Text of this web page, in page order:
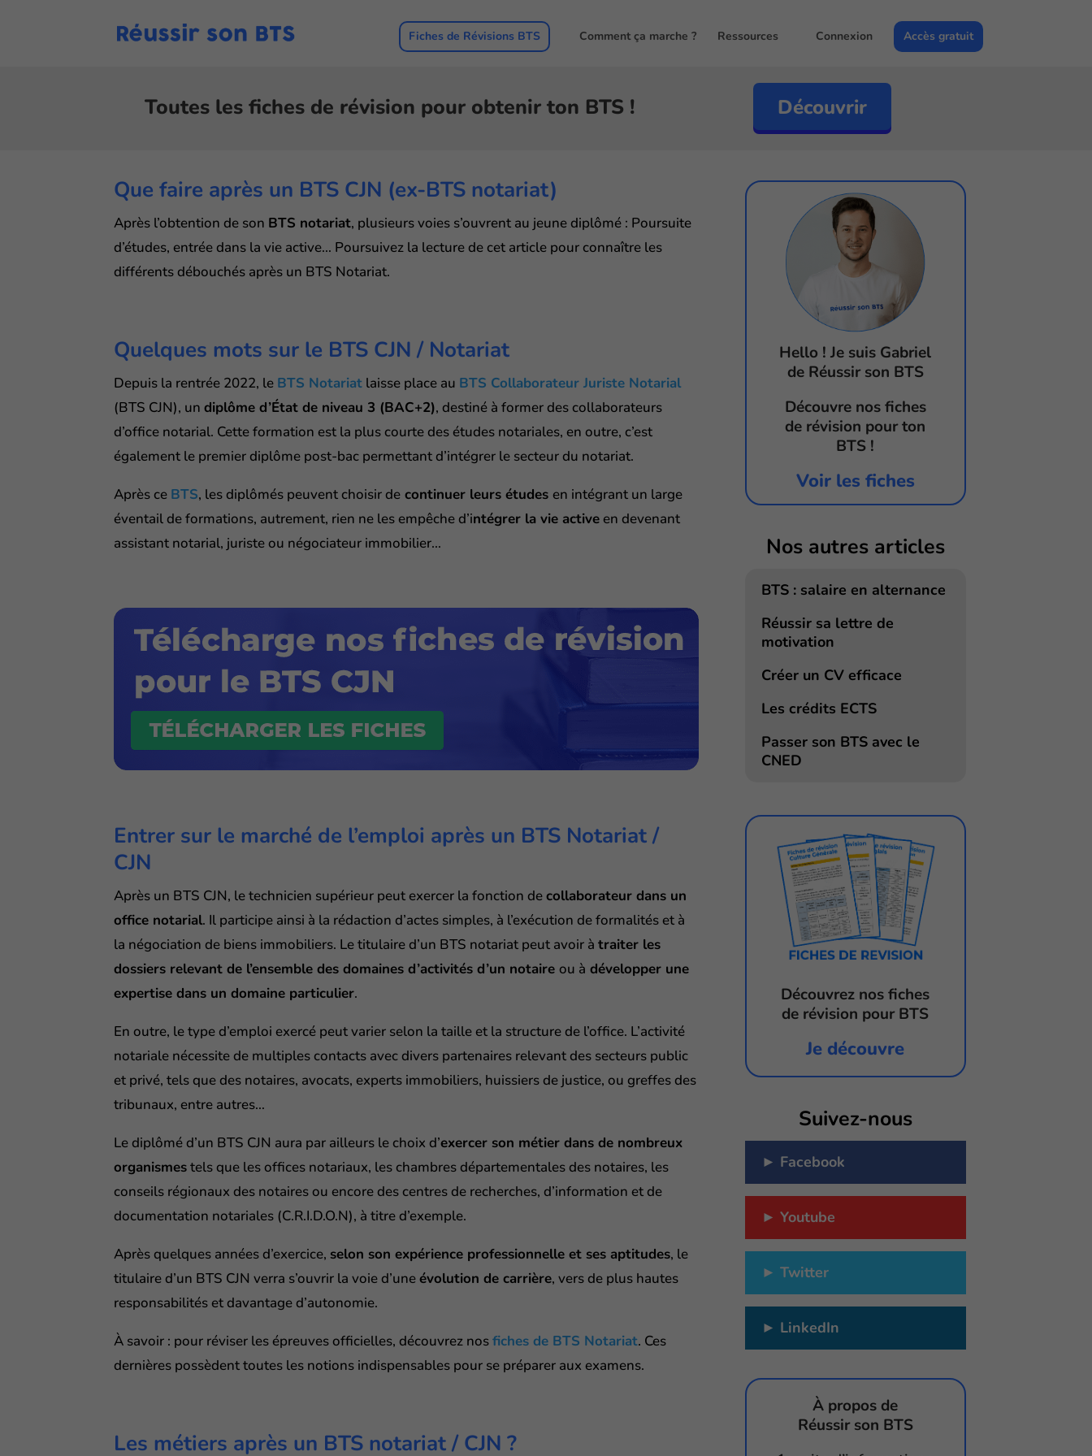
Fiches de Révisions BTS Comment ça marche ? Ressources Connexion Accès gratuit
Toutes les fiches de révision pour obtenir ton BTS ! Découvrir
Que faire après un BTS CJN (ex-BTS notariat)
Après l’obtention de son BTS notariat, plusieurs voies s’ouvrent au jeune diplômé : Poursuite
d’études, entrée dans la vie active… Poursuivez la lecture de cet article pour connaître les
différents débouchés après un BTS Notariat.
Quelques mots sur le BTS CJN / Notariat
Depuis la rentrée 2022, le BTS Notariat laisse place au BTS Collaborateur Juriste Notarial
(BTS CJN), undiplôme d’État de niveau 3 (BAC+2), destiné à former des collaborateurs
d’office notarial. Cette formation est la plus courte des études notariales, en outre, c’est
également le premier diplôme post-bac permettant d’intégrer le secteur du notariat.
Après ce BTS, les diplômés peuvent choisir de continuer leurs études en intégrant un large
éventail de formations, autrement, rien ne les empêche d’intégrer la vie active en devenant
assistant notarial, juriste ou négociateur immobilier…
Entrer sur le marché de l’emploi après un BTS Notariat /
CJN
Après un BTS CJN, le technicien supérieur peut exercer la fonction decollaborateur dans un
office notarial. Il participe ainsi à la rédaction d’actes simples, à l’exécution de formalités et à
la négociation de biens immobiliers. Le titulaire d’un BTS notariat peut avoir àtraiter les
dossiers relevant de l’ensemble des domaines d’activités d’un notaire ou à développer une
expertise dans un domaine particulier.
En outre, le type d’emploi exercé peut varier selon la taille et la structure de l’office. L’activité
notariale nécessite de multiples contacts avec divers partenaires relevant des secteurs public
et privé, tels que des notaires, avocats, experts immobiliers, huissiers de justice, ou greffes des
tribunaux, entre autres…
Le diplômé d’un BTS CJN aura par ailleurs le choix d’exercer son métier dans de nombreux
organismestels que les offices notariaux, les chambres départementales des notaires, les
conseils régionaux des notaires ou encore des centres de recherches, d’information et de
documentation notariales (C.R.I.D.O.N), à titre d’exemple.
Après quelques années d’exercice, selon son expérience professionnelle et ses aptitudes, le
titulaire d’un BTS CJN verra s’ouvrir la voie d’uneévolution de carrière, vers de plus hautes
responsabilités et davantage d’autonomie.
À savoir : pour réviser les épreuves officielles, découvrez nosfiches de BTS Notariat. Ces
dernières possèdent toutes les notions indispensables pour se préparer aux examens.
Les métiers après un BTS notariat / CJN ?
Hello ! Je suis Gabriel
de Réussir son BTS
Découvre nos fiches
de révision pour ton
BTS !
Voir les fiches
Nos autres articles
BTS : salaire en alternance
Réussir sa lettre de
motivation
Créer un CV efficace
Les crédits ECTS
Passer son BTS avec le
CNED
Découvrez nos fiches
de révision pour BTS
Je découvre
Suivez-nous
► Facebook
► Youtube
► Twitter
► LinkedIn
À propos de
Réussir son BTS